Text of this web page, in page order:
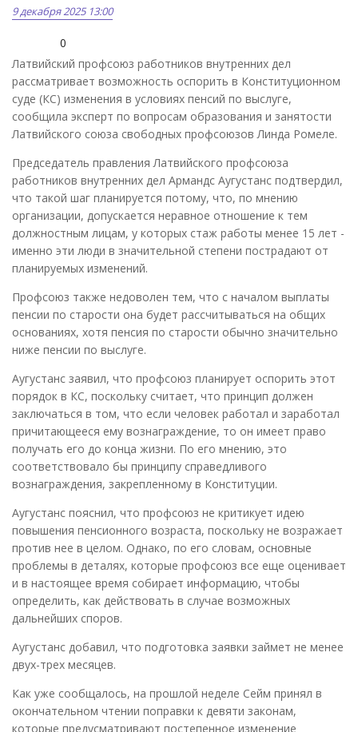
9 декабря 2025 13:00
0
Латвийский профсоюз работников внутренних дел
рассматривает возможность оспорить в Конституционном
суде (КС) изменения в условиях пенсий по выслуге,
сообщила эксперт по вопросам образования и занятости
Латвийского союза свободных профсоюзов Линда Ромеле.
Председатель правления Латвийского профсоюза
работников внутренних дел Армандс Аугустанс подтвердил,
что такой шаг планируется потому, что, по мнению
организации, допускается неравное отношение к тем
должностным лицам, у которых стаж работы менее 15 лет -
именно эти люди в значительной степени пострадают от
планируемых изменений.
Профсоюз также недоволен тем, что с началом выплаты
пенсии по старости она будет рассчитываться на общих
основаниях, хотя пенсия по старости обычно значительно
ниже пенсии по выслуге.
Аугустанс заявил, что профсоюз планирует оспорить этот
порядок в КС, поскольку считает, что принцип должен
заключаться в том, что если человек работал и заработал
причитающееся ему вознаграждение, то он имеет право
получать его до конца жизни. По его мнению, это
соответствовало бы принципу справедливого
вознаграждения, закрепленному в Конституции.
Аугустанс пояснил, что профсоюз не критикует идею
повышения пенсионного возраста, поскольку не возражает
против нее в целом. Однако, по его словам, основные
проблемы в деталях, которые профсоюз все еще оценивает
и в настоящее время собирает информацию, чтобы
определить, как действовать в случае возможных
дальнейших споров.
Аугустанс добавил, что подготовка заявки займет не менее
двух-трех месяцев.
Как уже сообщалось, на прошлой неделе Сейм принял в
окончательном чтении поправки к девяти законам,
которые предусматривают постепенное изменение